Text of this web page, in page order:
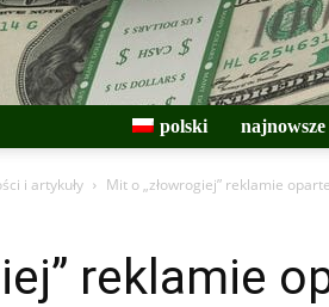
polski
i artykuły Mit o „złowrogiej” reklamie
reklamie